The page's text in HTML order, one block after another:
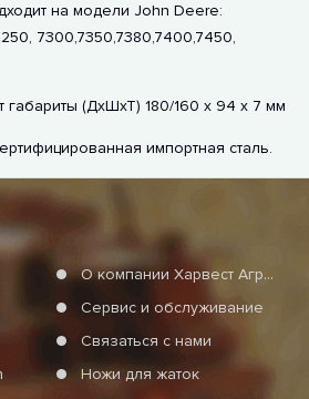
на модели John Deere:
7300,7350,7380,7400,7450,
(ДхШхТ) 180/160 х 94 х 7 мм
импортная сталь.
О компании Харвест Агро Груп
Сервис и обслуживание
Связаться с нами
Ножи для жаток